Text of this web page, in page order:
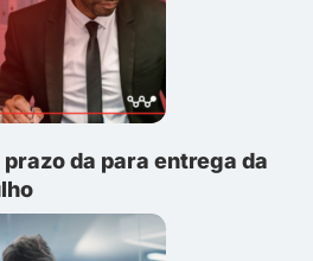
da para entrega da